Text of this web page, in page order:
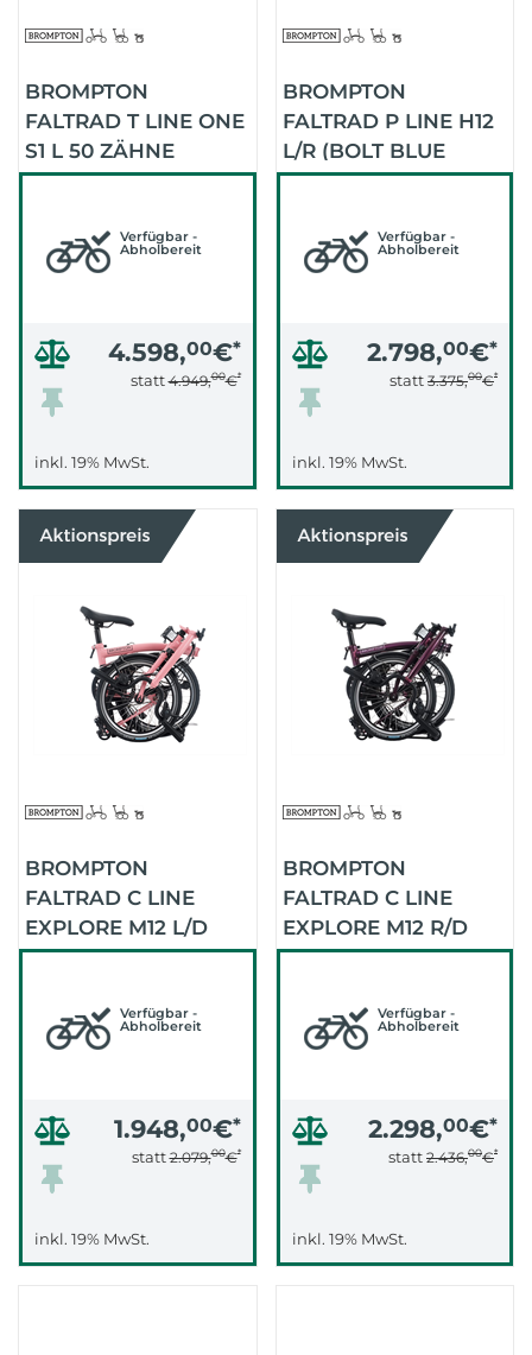
BROMPTON
FALTRAD T LINE ONE
S1 L 50 ZÄHNE
(BLASTED TITANIUM)
Verfügbar -
Abholbereit
4.598,00€*
statt4.949,00€*
inkl. 19% MwSt.
BROMPTON
FALTRAD P LINE H12
L/R (BOLT BLUE
LACQUER)
Verfügbar -
Abholbereit
2.798,00€*
statt 3.375,00€*
inkl. 19% MwSt.
BROMPTON
FALTRAD C LINE
EXPLORE M12 L/D
(RACER) (FLAMINGO
Verfügbar -
Abholbereit
1.948,00€*
statt2.079,00€*
inkl. 19% MwSt.
BROMPTON
FALTRAD C LINE
EXPLORE M12 R/D
(RACER) (AMETHYST
Verfügbar -
Abholbereit
2.298,00€*
statt 2.436,00€*
inkl. 19% MwSt.